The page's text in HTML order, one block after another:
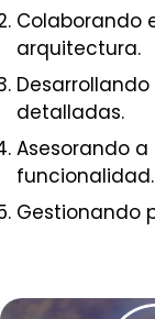
Colaborando
arquitectura.
detalladas.
Asesorando
funcionalidad.
Gestionando